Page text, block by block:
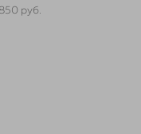
pуб.